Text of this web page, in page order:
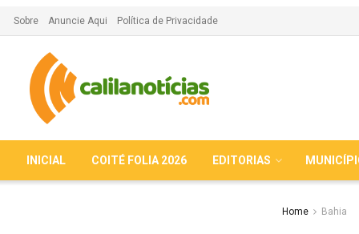
Sobre Anuncie Aqui Política de Privacidade
INICIAL COITÉ FOLIA 2026 EDITORIAS
Home Bahia